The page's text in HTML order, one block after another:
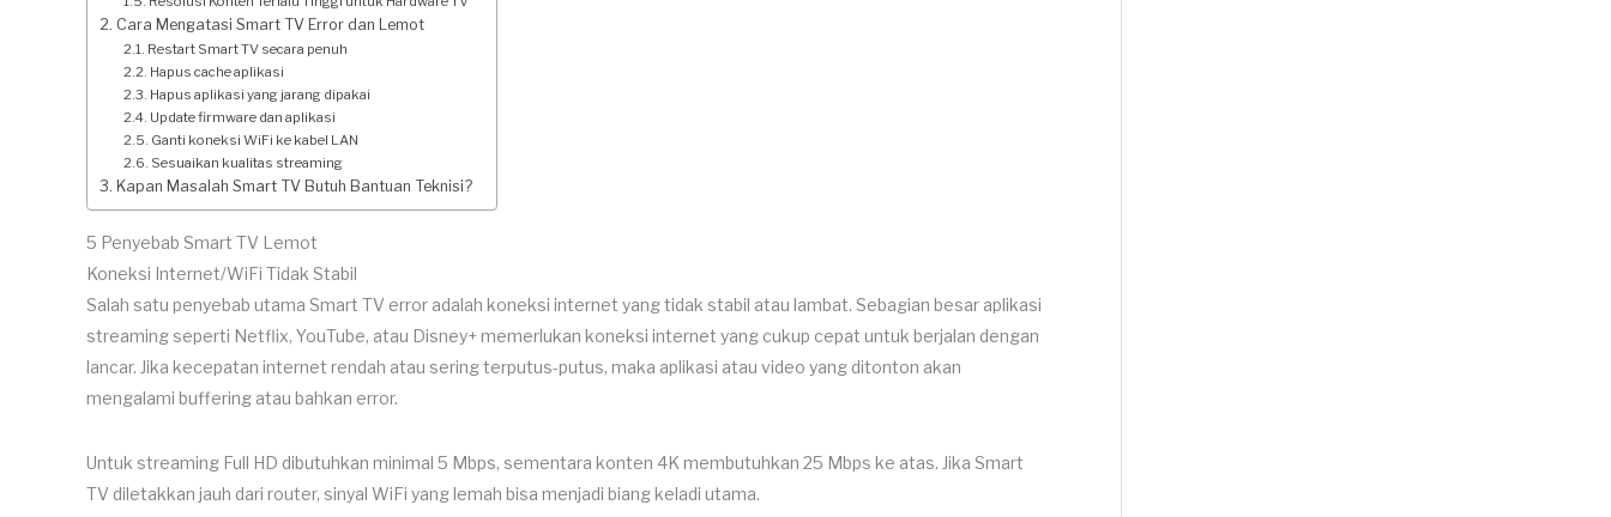
Cara Mengatasi Smart TV Error dan Lemot
Restart Smart TV secara penuh
Hapus cache aplikasi
Hapus aplikasi yang jarang dipakai
Update firmware dan aplikasi
Ganti koneksi WiFi ke kabel LAN
Sesuaikan kualitas streaming
Kapan Masalah Smart TV Butuh Bantuan Teknisi?
5 Penyebab Smart TV Lemot
Koneksi Internet/WiFi Tidak Stabil
Salah satu penyebab utama Smart TV error adalah koneksi internet yang tidak stabil atau lambat. Sebagian besar aplikasi
streaming seperti Netflix, YouTube, atau Disney+ memerlukan koneksi internet yang cukup cepat untuk berjalan dengan
lancar. Jika kecepatan internet rendah atau sering terputus-putus, maka aplikasi atau video yang ditonton akan
mengalami buffering atau bahkan error.
Untuk streaming Full HD dibutuhkan minimal 5 Mbps, sementara konten 4K membutuhkan 25 Mbps ke atas. Jika Smart
TV diletakkan jauh dari router, sinyal WiFi yang lemah bisa menjadi biang keladi utama.